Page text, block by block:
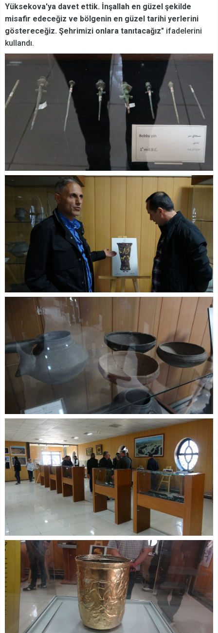
Yüksekova'ya davet ettik. İnşallah en güzel şekilde
misafir edeceğiz ve bölgenin en güzel tarihi yerlerini
göstereceğiz. Şehrimizi onlara tanıtacağız" ifadelerini
kullandı.